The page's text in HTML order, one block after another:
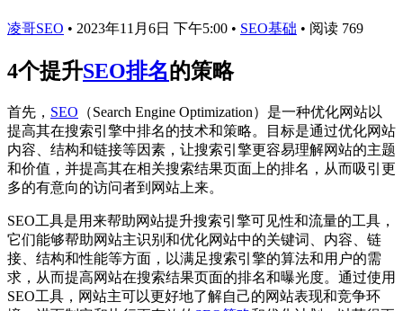
凌哥SEO • 2023年11月6日 下午5:00 • SEO基础 • 阅读 769
4个提升SEO排名的策略
首先， SEO （Search Engine Optimization）是一种优化网站以
提高其在搜索引擎中排名的技术和策略。目标是通过优化网站
内容、结构和链接等因素，让搜索引擎更容易理解网站的主题
和价值，并提高其在相关搜索结果页面上的排名，从而吸引更
多的有意向的访问者到网站上来。
SEO工具是用来帮助网站提升搜索引擎可见性和流量的工具，
它们能够帮助网站主识别和优化网站中的关键词、内容、链
接、结构和性能等方面，以满足搜索引擎的算法和用户的需
求，从而提高网站在搜索结果页面的排名和曝光度。通过使用
SEO工具，网站主可以更好地了解自己的网站表现和竞争环